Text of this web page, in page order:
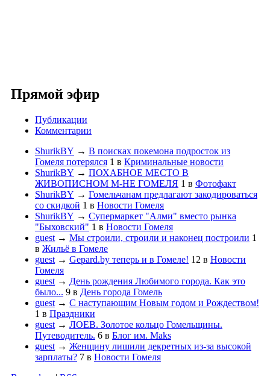
Прямой эфир
Публикации
Комментарии
ShurikBY → В поисках покемона подросток из
Гомеля потерялся 1 в Криминальные новости
ShurikBY → ПОХАБНОЕ МЕСТО В
ЖИВОПИСНОМ М-НЕ ГОМЕЛЯ 1 в Фотофакт
ShurikBY → Гомельчанам предлагают закодироваться
со скидкой 1 в Новости Гомеля
ShurikBY → Супермаркет "Алми" вместо рынка
"Быховский" 1 в Новости Гомеля
guest → Мы строили, строили и наконец построили 1
в Жильё в Гомеле
guest → Gepard.by теперь и в Гомеле! 12 в Новости
Гомеля
guest → День рождения Любимого города. Как это
было... 9 в День города Гомель
guest → С наступающим Новым годом и Рождеством!
1 в Праздники
guest → ЛОЕВ. Золотое кольцо Гомельщины.
Путеводитель. 6 в Блог им. Maks
guest → Женщину лишили декретных из-за высокой
зарплаты? 7 в Новости Гомеля